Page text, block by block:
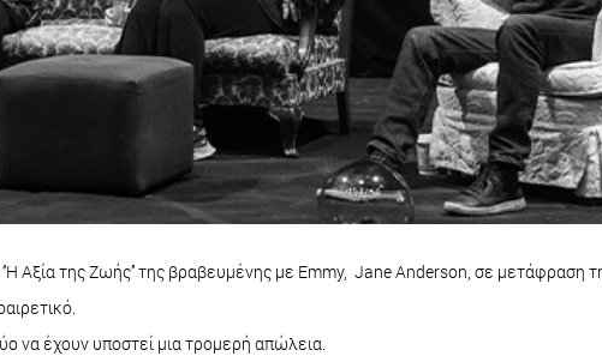
Αξία της Ζωής’’ της βραβευμένης με Emmy, Jane Anderson, σε μετάφραση
να έχουν υποστεί μια τρομερή απώλεια.